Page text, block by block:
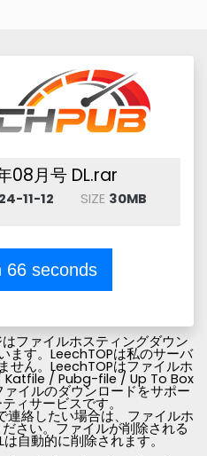
08月号 DL.rar
11-12 SIZE 30MB
66seconds
ファイルホスティングダウン
ます。LeechTOPは私のサーバ
せん。LeechTOPはファイルホ
Katfile / Pubg-file / Up To Box
イルのダウンロードをサポー
ィサービスです。
連絡したい場合は、ファイルホ
さい。ファイルが削除される
自動的に削除されます。